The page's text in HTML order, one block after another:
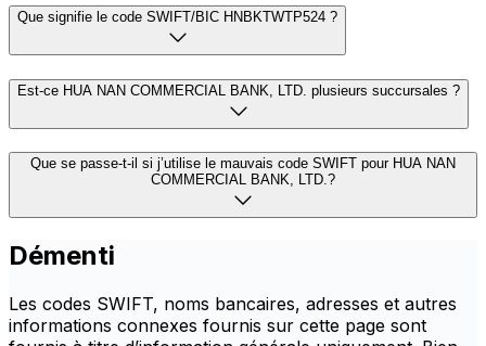
Que signifie le code SWIFT/BIC HNBKTWTP524 ?
Est-ce HUA NAN COMMERCIAL BANK, LTD. plusieurs succursales ?
Que se passe-t-il si j’utilise le mauvais code SWIFT pour HUA NAN
COMMERCIAL BANK, LTD.?
Démenti
Les codes SWIFT, noms bancaires, adresses et autres
informations connexes fournis sur cette page sont